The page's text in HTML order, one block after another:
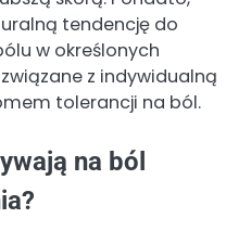
tendencję do
w określonych
z indywidualną
tolerancji na ból.
na ból